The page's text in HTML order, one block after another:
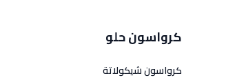
كرواسون حلو
كرواسون شيكولاتة